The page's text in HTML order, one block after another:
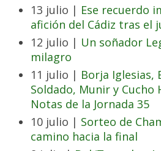
13 julio | Ese recuerdo
afición del Cádiz tras el
12 julio | Un soñador
milagro
11 julio | Borja Iglesias,
Soldado, Munir y Cucho
Notas de la Jornada 35
10 julio | Sorteo de
camino hacia la final